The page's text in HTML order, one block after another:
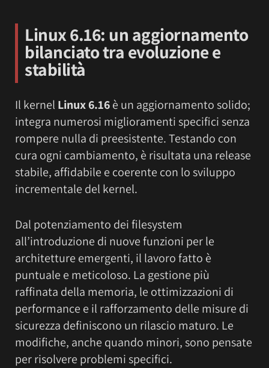
Linux 6.16: un aggiornamento
bilanciato tra evoluzione e
stabilità
Il kernel Linux 6.16è un aggiornamento solido;
integra numerosi miglioramenti specifici senza
rompere nulla di preesistente. Testando con
cura ogni cambiamento, è risultata una release
stabile, affidabile e coerente con lo sviluppo
incrementale del kernel.
Dal potenziamento dei filesystem
all’introduzione di nuove funzioni per le
architetture emergenti, il lavoro fatto è
puntuale e meticoloso. La gestione più
raffinata della memoria, le ottimizzazioni di
performance e il rafforzamento delle misure di
sicurezza definiscono un rilascio maturo. Le
modifiche, anche quando minori, sono pensate
per risolvere problemi specifici.